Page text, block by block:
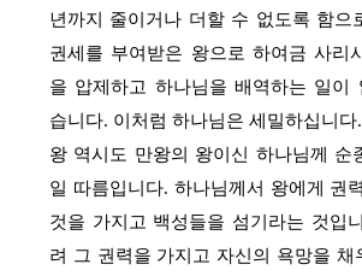
년까지 줄이거나 더할 수 없도록 함으
권세를 부여받은 왕으로 하여금 사리
을 압제하고 하나님을 배역하는 일이
습니다. 이처럼 하나님은 세밀하십니다.
왕 역시도 만왕의 왕이신 하나님께 순
일 따름입니다. 하나님께서 왕에게 권
것을 가지고 백성들을 섬기라는 것입
려 그 권력을 가지고 자신의 욕망을 채